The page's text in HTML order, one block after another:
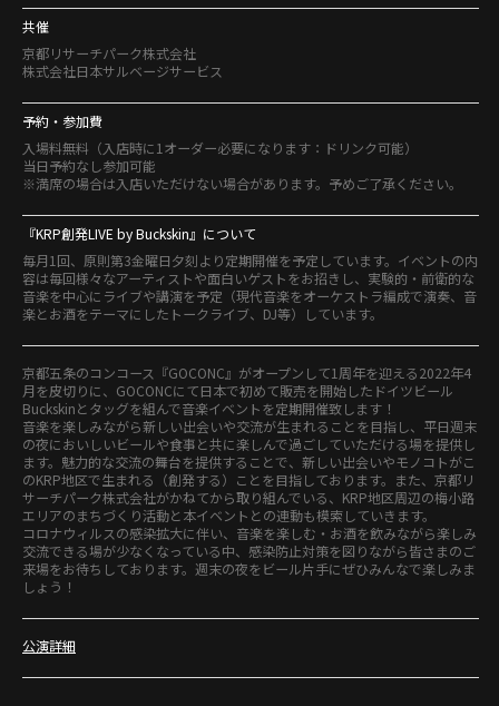
共催
京都リサーチパーク株式会社
株式会社日本サルベージサービス
予約・参加費
入場料無料（入店時に1オーダー必要になります：ドリンク可能）
当日予約なし参加可能
※満席の場合は入店いただけない場合があります。予めご了承ください。
『KRP創発LIVE by Buckskin』について
毎月1回、原則第3金曜日夕刻より定期開催を予定しています。イベントの内
容は毎回様々なアーティストや面白いゲストをお招きし、実験的・前衛的な
音楽を中心にライブや講演を予定（現代音楽をオーケストラ編成で演奏、音
楽とお酒をテーマにしたトークライブ、DJ等）しています。
京都五条のコンコース『GOCONC』がオープンして1周年を迎える2022年4
月を皮切りに、GOCONCにて日本で初めて販売を開始したドイツビール
Buckskinとタッグを組んで音楽イベントを定期開催致します！
音楽を楽しみながら新しい出会いや交流が生まれることを目指し、平日週末
の夜においしいビールや食事と共に楽しんで過ごしていただける場を提供し
ます。魅力的な交流の舞台を提供することで、新しい出会いやモノコトがこ
のKRP地区で生まれる（創発する）ことを目指しております。また、京都リ
サーチパーク株式会社がかねてから取り組んでいる、KRP地区周辺の梅小路
エリアのまちづくり活動と本イベントとの連動も模索していきます。
コロナウィルスの感染拡大に伴い、音楽を楽しむ・お酒を飲みながら楽しみ
交流できる場が少なくなっている中、感染防止対策を図りながら皆さまのご
来場をお待ちしております。週末の夜をビール片手にぜひみんなで楽しみま
しょう！
公演詳細